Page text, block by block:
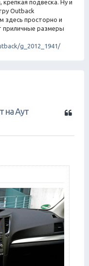
крепкая подвеска. Ну и
Outback
здесь просторно и
приличные размеры
g_2012_1941/
Ц
на Аут